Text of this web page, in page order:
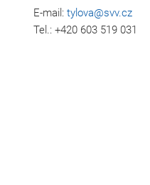
E-mail:tylova@svv.cz
Tel.: +420 603 519 031